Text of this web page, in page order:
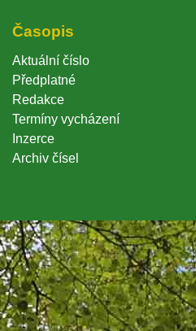
Časopi
Aktuální číslo
Předplatné
Redakce
Termíny vycházení
Inzerce
Archiv čísel